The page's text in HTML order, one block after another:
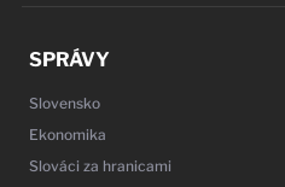
SPRÁVY
Slovensko
Ekonomika
Slováci za hranicami